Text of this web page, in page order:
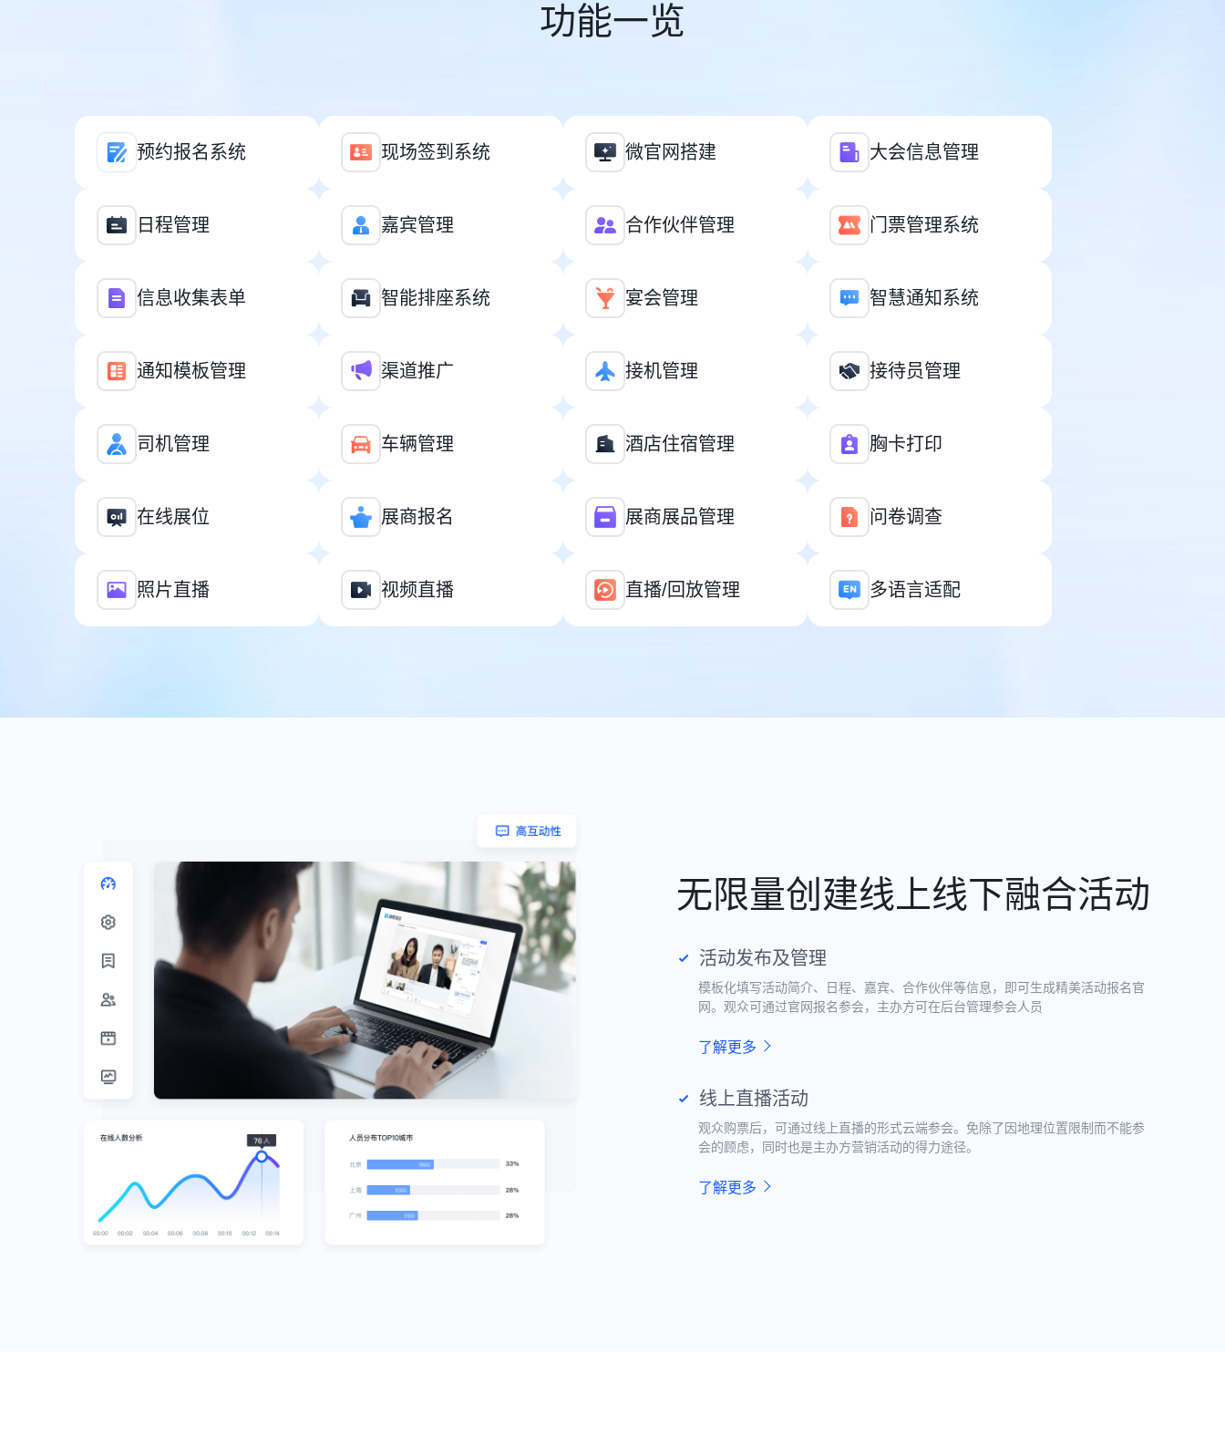
功能一览
预约报名系统 现场签到系统 微官网搭建 大会信息管理
日程管理 嘉宾管理 合作伙伴管理 门票管理系统
信息收集表单 智能排座系统 宴会管理 智慧通知系统
通知模板管理 渠道推广 接机管理 接待员管理
司机管理 车辆管理 酒店住宿管理 胸卡打印
在线展位 展商报名 展商展品管理 问卷调查
照片直播 视频直播 直播/回放管理 多语言适配
无限量创建线上线下融合活动
活动发布及管理
模板化填写活动简介、日程、嘉宾、合作伙伴等信息，即可生成精美活动报名官
网。观众可通过官网报名参会，主办方可在后台管理参会人员
了解更多
线上直播活动
观众购票后，可通过线上直播的形式云端参会。免除了因地理位置限制而不能参
会的顾虑，同时也是主办方营销活动的得力途径。
了解更多